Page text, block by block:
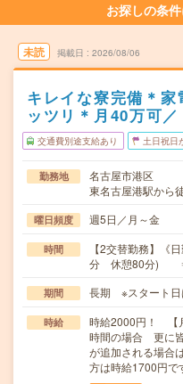
お探しの条
未読 掲載日 2026/08/06
キレイな寮完備＊
ッツリ＊月40万可／
交通費別途支給あり 土日祝日
勤務地
名古屋市港区
東名古屋港駅から
曜日頻度 週5日／月～金
時間
【2交替勤務】
分 休憩80分)
期間 長期 ※スタート日
時給
時給2000円！ 【
時間の場合 更に
が追加される場合
方は時給1700円で